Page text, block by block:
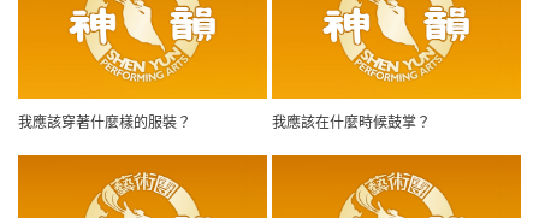
我應該穿著什麼樣的服裝？ 我應該在什麼時候鼓掌？